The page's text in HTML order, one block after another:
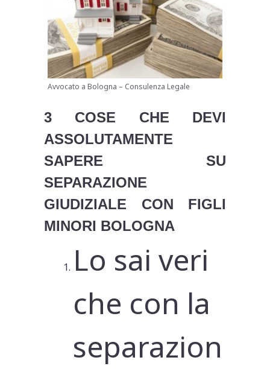
Avvocato a Bologna – Consulenza Legale
3 COSE CHE DEVI
ASSOLUTAMENTE
SAPERE SU
SEPARAZIONE
GIUDIZIALE CON FIGLI
MINORI BOLOGNA
Lo sai veri
che con la
separazion